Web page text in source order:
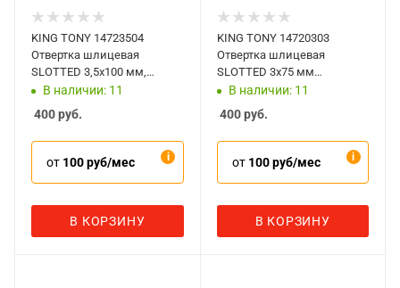
KING TONY 14723504
Отвертка шлицевая
SLOTTED 3,5x100 мм,
диэлектрическая
В наличии: 11
400руб.
от 100 руб/мес
В КОРЗИНУ
KING TONY 14720303
Отвертка шлицевая
SLOTTED 3х75 мм
диэлектрическая
В наличии: 11
400руб.
от 100 руб/мес
В КОРЗИНУ